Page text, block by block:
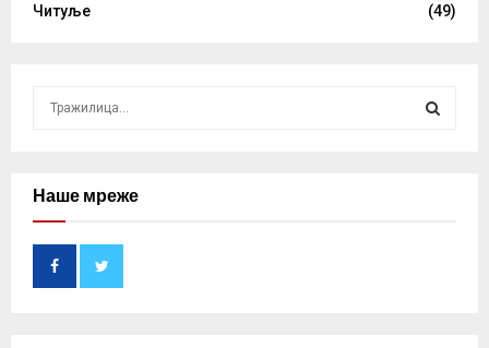
Читуље
(49)
cНаше мреже